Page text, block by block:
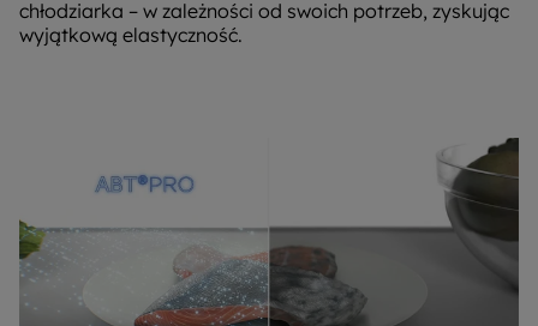
chłodziarka – w zależności od swoich potrzeb, zyskując
wyjątkową elastyczność.